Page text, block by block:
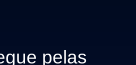
pelas